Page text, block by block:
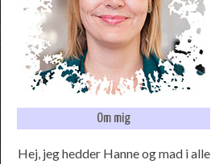
Om mig
Hej, jeg hedder Hanne og mad i alle